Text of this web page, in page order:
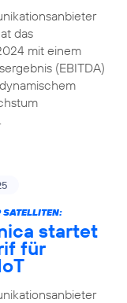
das
mit einem
(EBITDA)
startet
für